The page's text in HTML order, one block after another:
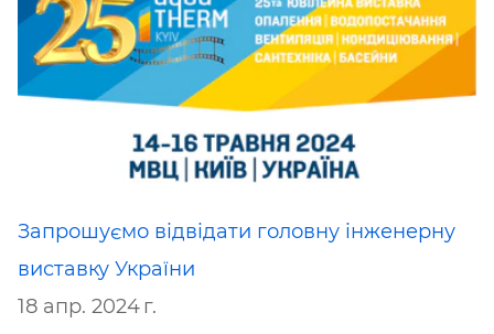
Запрошуємо відвідати головну інженерну
виставку України
18 апр. 2024 г.